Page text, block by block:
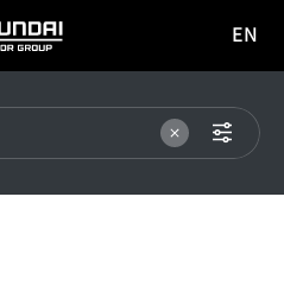
이동
EN